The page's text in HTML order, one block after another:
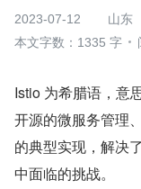
2023-07-12
山东
本文字数：1335 字
Istio 为希腊语，意
开源的微服务管理
的典型实现，解决
中面临的挑战。